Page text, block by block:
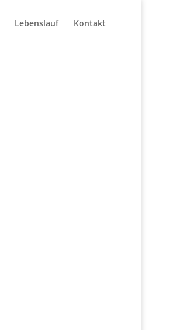
Lebenslauf Kontakt